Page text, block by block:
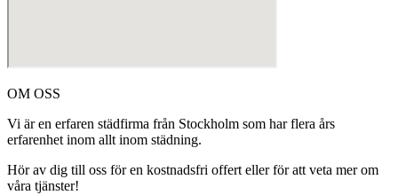
OM OSS
Vi är en erfaren städfirma från Stockholm som har flera års
erfarenhet inom allt inom städning.
Hör av dig till oss för en kostnadsfri offert eller för att veta mer om
våra tjänster!